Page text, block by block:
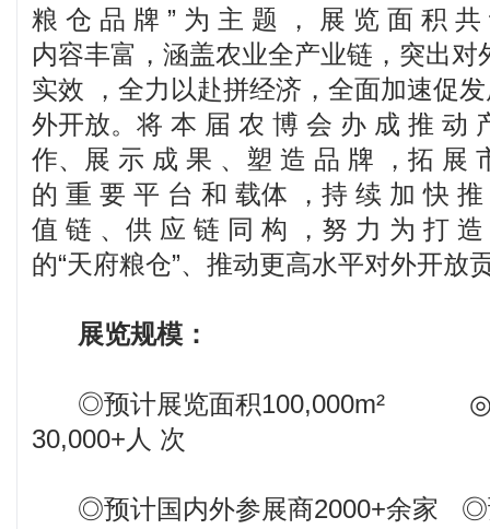
粮 仓 品 牌 ” 为 主 题 ， 展 览 面 积
内容丰富，涵盖农业全产业链，突出对
实效 ，全力以赴拼经济，全面加速促
外开放。将 本 届 农 博 会 办 成 推 动
作、展 示 成 果 、塑 造 品 牌 ，拓 展
的 重 要 平 台 和 载体 ，持 续 加 快
值 链 、供 应 链 同 构 ，努 力 为 打
的“天府粮仓”、推动更高水平对外开放
展览规模：
◎预计展览面积100,000m² ◎
30,000+人 次
◎预计国内外参展商2000+余家 ◎